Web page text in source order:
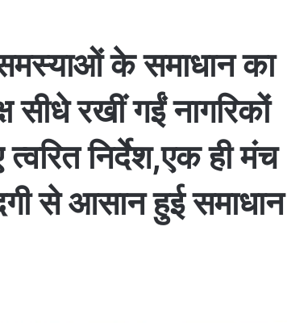
के समाधान का
सीधे रखीं गईं नागरिकों
निर्देश,एक ही मंच
से आसान हुई समाधान